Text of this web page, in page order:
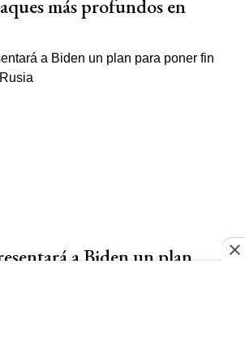
más profundos en
a Biden un plan